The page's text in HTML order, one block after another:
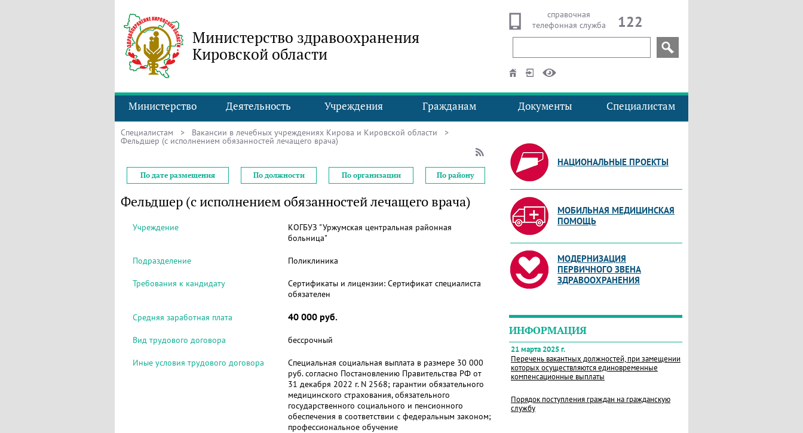
Министерство здравоохранения
Кировской области
справочная
телефонная служба
122
Министерство Деятельность Учреждения Гражданам Документы Специалистам
Специалистам > Вакансии в лечебных учреждениях Кирова и Кировской области >
Фельдшер (с исполнением обязанностей лечащего врача)
По дате размещения По должности По организации По району
Фельдшер (с исполнением обязанностей лечащего врача)
Учреждение
КОГБУЗ "Уржумская центральная районная
больница"
Подразделение Поликлиника
Требования к кандидату Сертификаты и лицензии: Сертификат специалиста
обязателен
Средняя заработная плата 40 000 руб.
Вид трудового договора бессрочный
Иные условия трудового договора
Специальная социальная выплата в размере 30 000
руб. согласно Постановлению Правительства РФ от
31 декабря 2022 г. N 2568; гарантии обязательного
медицинского страхования, обязательного
государственного социального и пенсионного
обеспечения в соответствии с федеральным законом;
профессиональное обучение
НАЦИОНАЛЬНЫЕ ПРОЕКТЫ
МОБИЛЬНАЯ МЕДИЦИНСКАЯ
ПОМОЩЬ
МОДЕРНИЗАЦИЯ
ПЕРВИЧНОГО ЗВЕНА
ЗДРАВООХРАНЕНИЯ
ИНФОРМАЦИЯ
21 марта 2025 г.
Перечень вакантных должностей, при замещении
которых осуществляются единовременные
компенсационные выплаты
Порядок поступления граждан на гражданскую
службу